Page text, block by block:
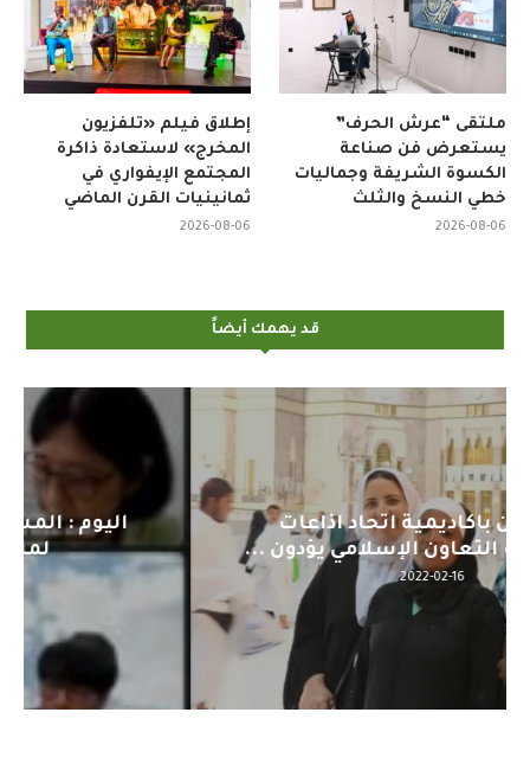
إطلاق فيلم «تلفزيون
المخرج» لاستعادة ذاكرة
المجتمع الإيفواري في
ثمانينيات القرن الماضي
2026-08-06
ملتقى “عرش الحرف”
يستعرض فن صناعة
الكسوة الشريفة وجماليات
خطي النسخ والثلث
2026-08-06
قد يهمك أيضاً
اليوم : المشاركة بالاجتماع التحضيري
لمنظمي قمة اسيا...
2022-04-12